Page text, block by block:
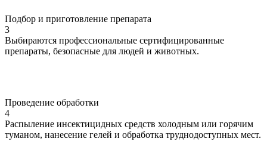
Подбор и приготовление препарата
3
Выбираются профессиональные сертифицированные
препараты, безопасные для людей и животных.
Проведение обработки
4
Распыление инсектицидных средств холодным или горячим
туманом, нанесение гелей и обработка труднодоступных мест.